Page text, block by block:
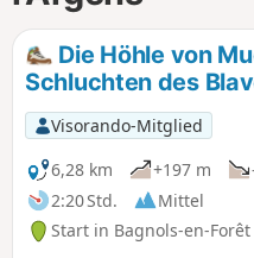
Die Höhle von
Schluchten des
Visorando-Mitglied
6,28 km
+197 m
2:20 Std.
Mittel
Start in Bagnols-en-Forêt